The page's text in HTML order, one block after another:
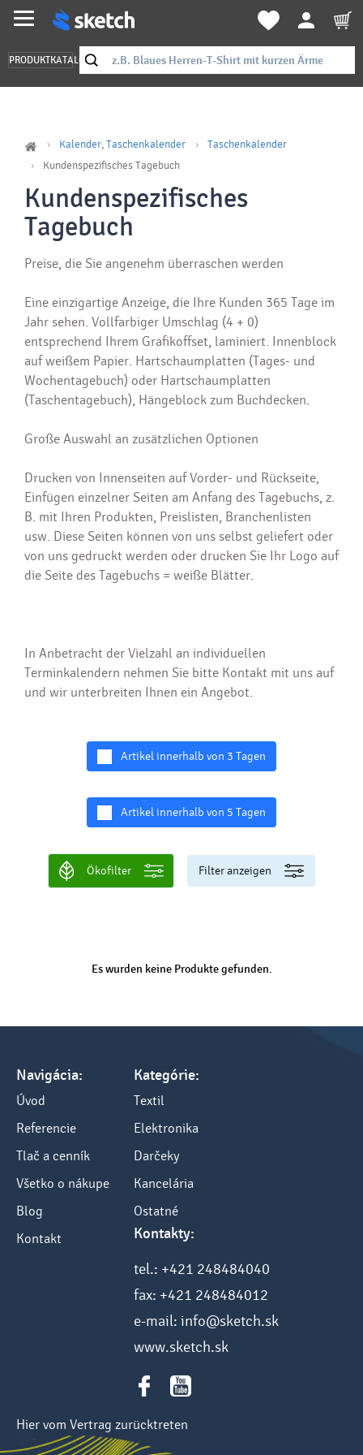
PRODUKTKATALOG
Kalender, Taschenkalender
Taschenkalender
Kundenspezifisches Tagebuch
Kundenspezifisches
Tagebuch
Preise, die Sie angenehm überraschen werden
Eine einzigartige Anzeige, die Ihre Kunden 365 Tage im
Jahr sehen. Vollfarbiger Umschlag (4 + 0)
entsprechend Ihrem Grafikoffset, laminiert. Innenblock
auf weißem Papier. Hartschaumplatten (Tages- und
Wochentagebuch) oder Hartschaumplatten
(Taschentagebuch), Hängeblock zum Buchdecken.
Große Auswahl an zusätzlichen Optionen
Drucken von Innenseiten auf Vorder- und Rückseite,
Einfügen einzelner Seiten am Anfang des Tagebuchs, z.
B. mit Ihren Produkten, Preislisten, Branchenlisten
usw. Diese Seiten können von uns selbst geliefert oder
von uns gedruckt werden oder drucken Sie Ihr Logo auf
die Seite des Tagebuchs = weiße Blätter.
In Anbetracht der Vielzahl an individuellen
Terminkalendern nehmen Sie bitte Kontakt mit uns auf
und wir unterbreiten Ihnen ein Angebot.
Artikel innerhalb von 3 Tagen
Artikel innerhalb von 5 Tagen
Ökofilter Filter anzeigen
Es wurden keine Produkte gefunden.
Navigácia:
Úvod
Referencie
Tlač a cenník
Všetko o nákupe
Blog
Kontakt
Kategórie:
Textil
Elektronika
Darčeky
Kancelária
Ostatné
Kontakty:
tel.: +421 248484040
fax: +421 248484012
e-mail: info@sketch.sk
www.sketch.sk
Hier vom Vertrag zurücktreten